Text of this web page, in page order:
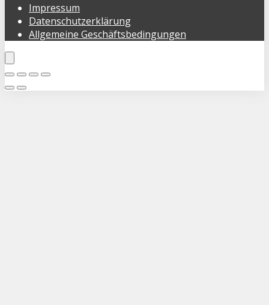
Impressum
Datenschutzerklärung
Allgemeine Geschäftsbedingungen